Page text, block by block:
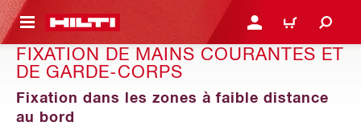
CONTENT CONNEXION OU
PANIER
FIXATION DE MAINS COURANTES ET
DE GARDE-CORPS
Fixation dans les zones à faible distance
au bord